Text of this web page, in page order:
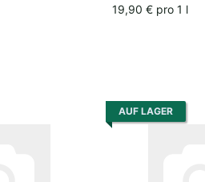
19,90 € pro 1 l
AUF LAGER